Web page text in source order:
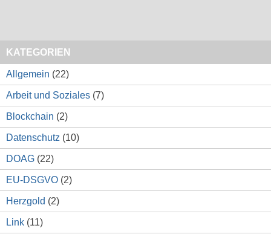
KATEGORIEN
Allgemein (22)
Arbeit und Soziales (7)
Blockchain (2)
Datenschutz (10)
DOAG (22)
EU-DSGVO (2)
Herzgold (2)
Link (11)